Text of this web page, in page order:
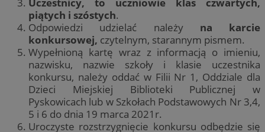
piątych i szóstych.
Odpowiedzi udzielać należy na karcie
konkursowej, czytelnym, starannym pismem.
Wypełnioną kartę wraz z informacją o imieniu,
nazwisku, nazwie szkoły i klasie uczestnika
konkursu, należy oddać w Filii Nr 1, Oddziale dla
Dzieci Miejskiej Biblioteki Publicznej w
Pyskowicach lub w Szkołach Podstawowych Nr 3,4,
5 i 6 do dnia 19 marca 2021r.
Uroczyste rozstrzygnięcie konkursu odbędzie się